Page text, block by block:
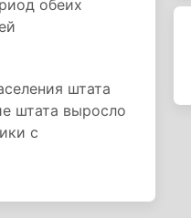
обеих
штата
штата выросло
с